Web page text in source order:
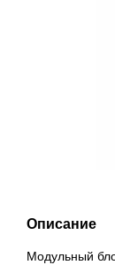
Описание
Модульный